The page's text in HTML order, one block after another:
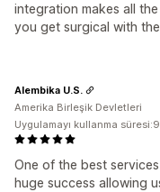
integration makes all
you get surgical with
One of the best
huge success allowing
Alembika U.S.
Amerika Birleşik Devletleri
Uygulamayı kullanma